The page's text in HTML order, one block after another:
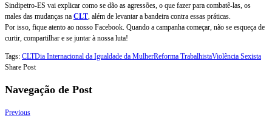
Sindipetro-ES vai explicar como se dão as agressões, o que fazer para combatê-las, os
males das mudanças na CLT , além de levantar a bandeira contra essas práticas.
Por isso, fique atento ao nosso Facebook. Quando a campanha começar, não se esqueça de
curtir, compartilhar e se juntar à nossa luta!
Tags: CLTDia Internacional da Igualdade da MulherReforma TrabalhistaViolência Sexista
Share Post
Navegação de Post
Previous